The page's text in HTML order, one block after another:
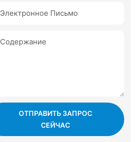
Электронное Письмо
Содержание
ОТПРАВИТЬ ЗАПРОС
СЕЙЧАС